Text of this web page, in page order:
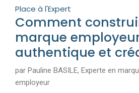
Place à l'Expert
Comment
marque
authentique et
par Pauline BASILE, Experte en
employeur